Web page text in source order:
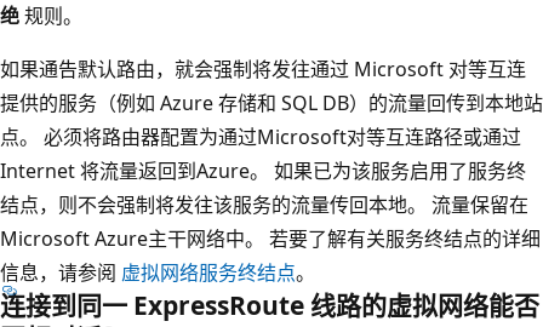
绝规则。
如果通告默认路由，就会强制将发往通过 Microsoft 对等互连
提供的服务（例如 Azure 存储和 SQL DB）的流量回传到本地站
点。 必须将路由器配置为通过Microsoft对等互连路径或通过
Internet 将流量返回到Azure。 如果已为该服务启用了服务终
结点，则不会强制将发往该服务的流量传回本地。 流量保留在
Microsoft Azure主干网络中。 若要了解有关服务终结点的详细
信息，请参阅 虚拟网络服务终结点。
连接到同一 ExpressRoute 线路的虚拟网络能否